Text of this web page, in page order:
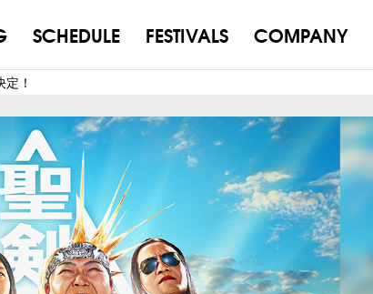
SCHEDULE FESTIVALS COMPANY
！